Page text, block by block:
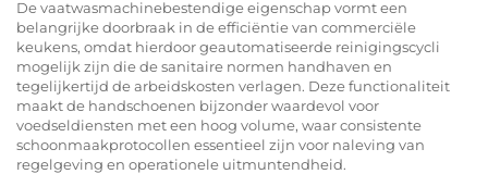
De vaatwasmachinebestendige eigenschap vormt een
belangrijke doorbraak in de efficiëntie van commerciële
keukens, omdat hierdoor geautomatiseerde reinigingscycli
mogelijk zijn die de sanitaire normen handhaven en
tegelijkertijd de arbeidskosten verlagen. Deze functionaliteit
maakt de handschoenen bijzonder waardevol voor
voedseldiensten met een hoog volume, waar consistente
schoonmaakprotocollen essentieel zijn voor naleving van
regelgeving en operationele uitmuntendheid.